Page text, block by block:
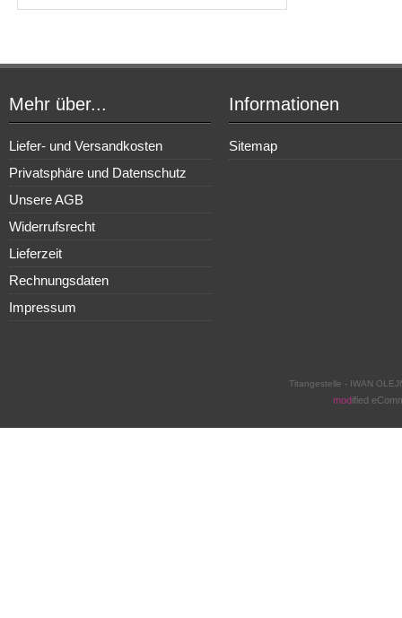
Mehr über...
Liefer- und Versandkosten
Privatsphäre und Datenschutz
Unsere AGB
Widerrufsrecht
Lieferzeit
Rechnungsdaten
Impressum
Informationen
Sitemap
Titangestelle - IWAN
modified